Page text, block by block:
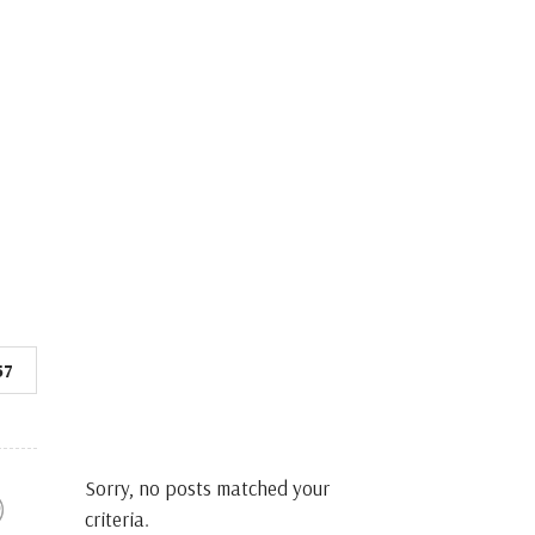
Sorry, no posts matched your
criteria.